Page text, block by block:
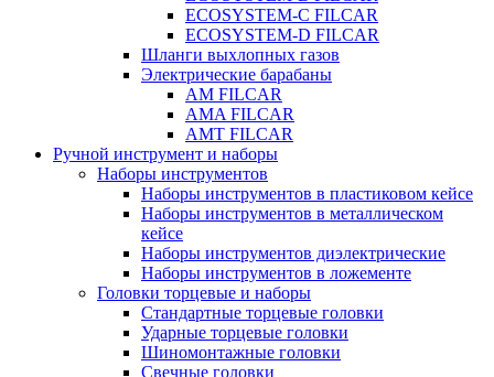
ECOSYSTEM-C FILCAR
ECOSYSTEM-D FILCAR
Шланги выхлопных газов
Электрические барабаны
AM FILCAR
AMA FILCAR
AMT FILCAR
Ручной инструмент и наборы
Наборы инструментов
Наборы инструментов в пластиковом кейсе
Наборы инструментов в металлическом
кейсе
Наборы инструментов диэлектрические
Наборы инструментов в ложементе
Головки торцевые и наборы
Стандартные торцевые головки
Ударные торцевые головки
Шиномонтажные головки
Свечные головки